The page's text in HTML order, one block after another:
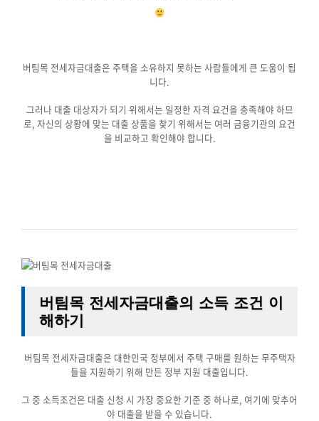
버팀목 전세자금대출은 주택을 소유하지 못하는 사람들에게 큰 도움이 됩
니다.
그러나 대출 대상자가 되기 위해서는 일정한 자격 요건을 충족해야 하므
로, 자신의 상황에 맞는 대출 상품을 찾기 위해서는 여러 금융기관의 요건
을 비교하고 확인해야 합니다.
버팀목 전세자금대출의 소득 조건 이
해하기
버팀목 전세자금대출은 대한민국 정부에서 주택 구매를 원하는 무주택자
들을 지원하기 위해 만든 정부 지원 대출입니다.
그 중 소득조건은 대출 신청 시 가장 중요한 기준 중 하나로, 여기에 맞추어
야 대출을 받을 수 있습니다.